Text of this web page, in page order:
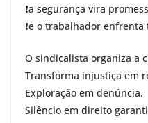
❗️a segurança vira
❗️e o trabalhador
O sindicalista organiza a
Transforma injustiça em
Exploração em denúncia.
Silêncio em direito